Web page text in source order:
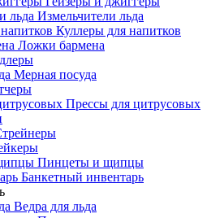
Измельчители льда
Куллеры для напитков
Ложки бармена
Мерная посуда
Прессы для цитрусовых
Пинцеты и щипцы
Банкетный инвентарь
Ведра для льда